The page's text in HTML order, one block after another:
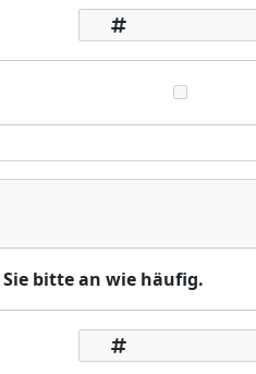
bitte an wie häufig.